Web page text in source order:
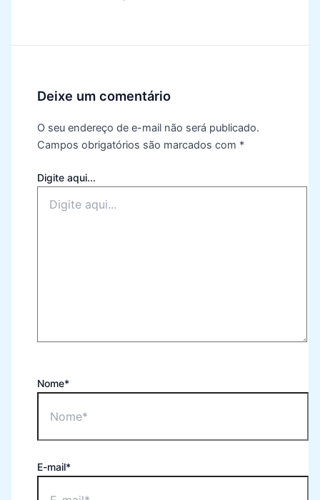
Deixe um comentário
O seu endereço de e-mail não será publicado.
Campos obrigatórios são marcados com *
Digite aqui...
Nome*
E-mail*